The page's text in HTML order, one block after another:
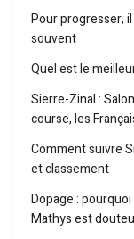
Pour progresser,
souvent
Quel est le
Sierre-Zinal :
course, les
Comment suivre
et classement
Dopage :
Mathys est